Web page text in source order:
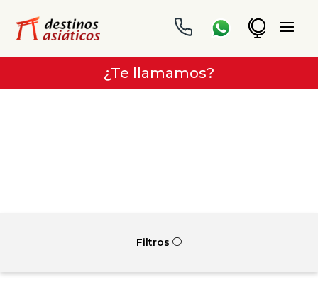
¿Te llamamos?
Filtros P